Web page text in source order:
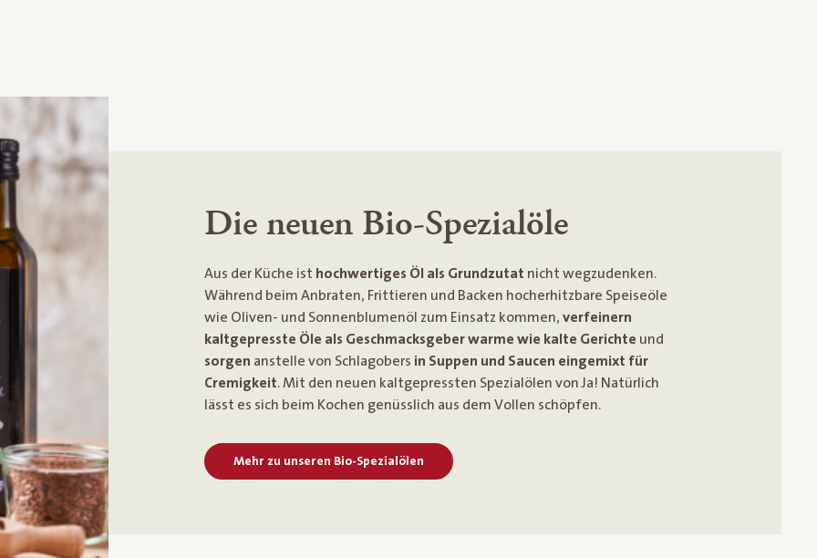
Die neuen Bio-Spezialöle
Aus der Küche ist hochwertiges Öl als Grundzutat nicht wegzudenken.
Während beim Anbraten, Frittieren und Backen hocherhitzbare Speiseöle
wie Oliven- und Sonnenblumenöl zum Einsatz kommen, verfeinern
kaltgepresste Öle als Geschmacksgeber warme wie kalte Gerichte und
sorgen anstelle von Schlagobers in Suppen und Saucen eingemixt für
Cremigkeit. Mit den neuen kaltgepressten Spezialölen von Ja! Natürlich
lässt es sich beim Kochen genüsslich aus dem Vollen schöpfen.
Mehr zu unseren Bio-Spezialölen